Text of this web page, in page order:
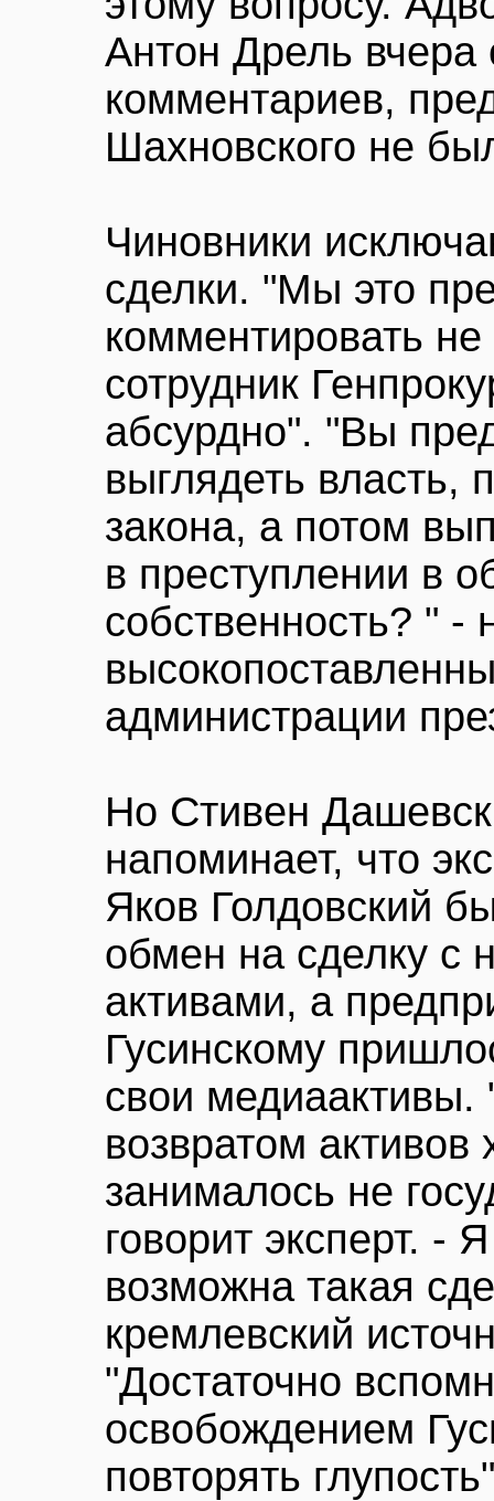
Антон Дрель вчера
комментариев,
Шахновского не
Чиновники
сделки. "Мы это
комментировать
сотрудник
абсурдно". "Вы
выглядеть власть,
закона, а потом
в преступлении в
собственность? " -
администрации
Но Стивен
напоминает, что
Яков Голдовский
обмен на сделку с
активами, а
Гусинскому
свои медиаактивы.
возвратом
занималось не
говорит эксперт. -
возможна такая
кремлевский
"Достаточно
освобождением
повторять